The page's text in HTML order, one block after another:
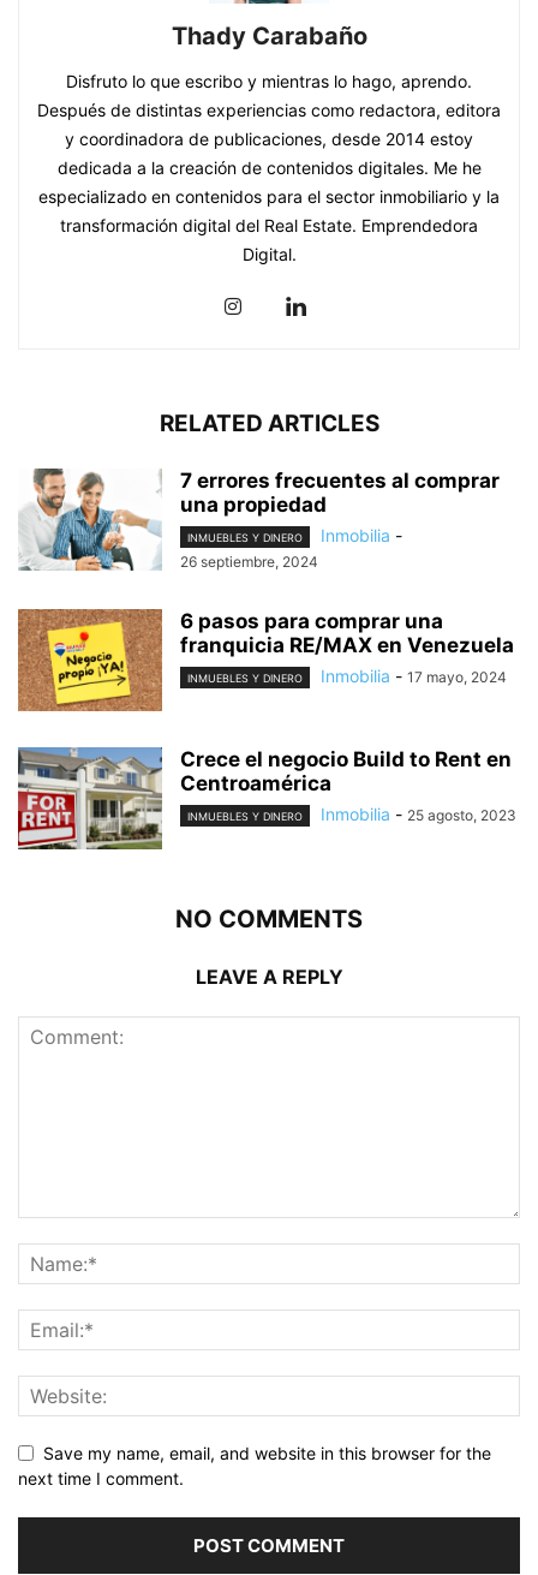
Thady Carabaño
Disfruto lo que escribo y mientras lo hago, aprendo.
Después de distintas experiencias como redactora, editora
y coordinadora de publicaciones, desde 2014 estoy
dedicada a la creación de contenidos digitales. Me he
especializado en contenidos para el sector inmobiliario y la
transformación digital del Real Estate. Emprendedora
Digital.
RELATED ARTICLES
7 errores frecuentes al comprar
una propiedad
INMUEBLES Y DINERO Inmobilia -
26 septiembre, 2024
6 pasos para comprar una
franquicia RE/MAX en Venezuela
INMUEBLES Y DINERO Inmobilia - 17 mayo, 2024
Crece el negocio Build to Rent en
Centroamérica
INMUEBLES Y DINERO Inmobilia - 25 agosto, 2023
NO COMMENTS
LEAVE A REPLY
Save my name, email, and website in this browser for the
next time I comment.